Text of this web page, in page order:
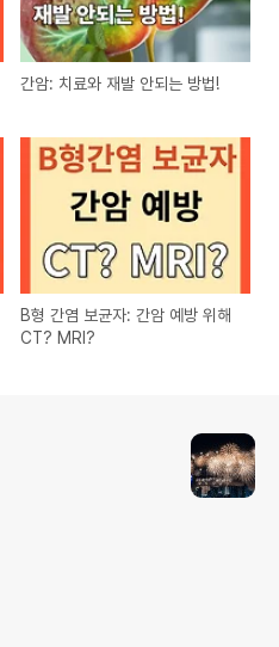
간암: 치료와 재발 안되는 방법!
B형 간염 보균자: 간암 예방 위해
CT? MRI?